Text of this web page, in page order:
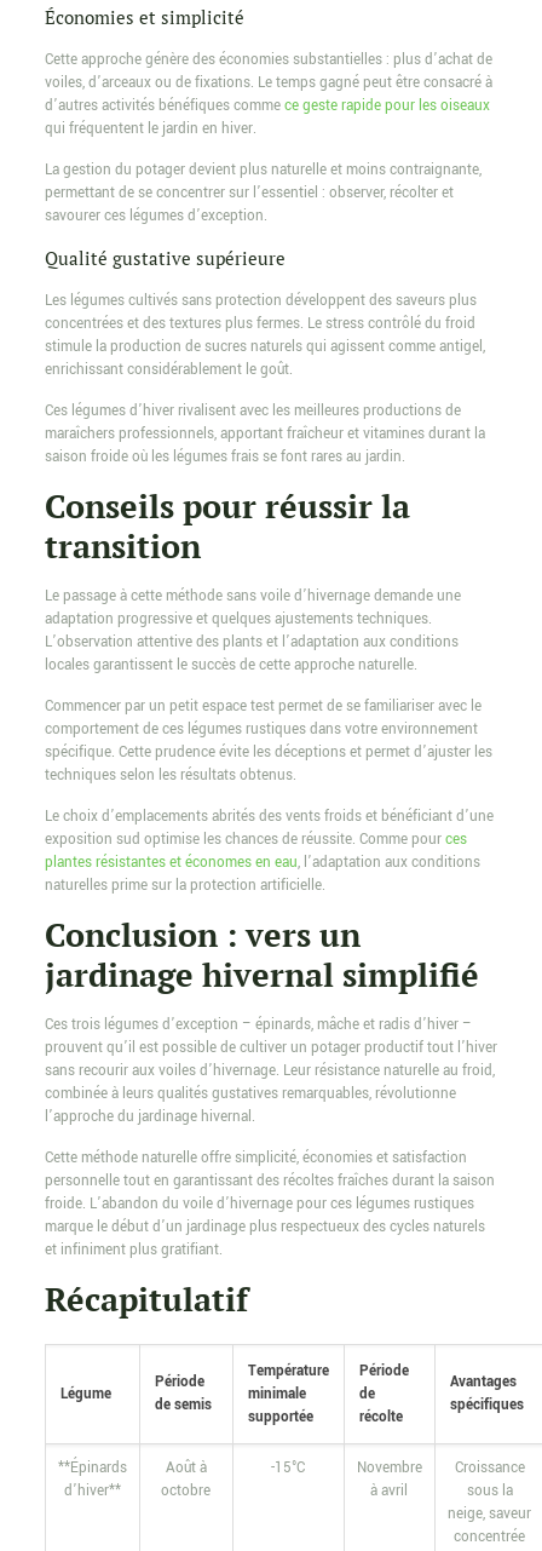
Économies et simplicité
Cette approche génère des économies substantielles : plus d’achat de
voiles, d’arceaux ou de fixations. Le temps gagné peut être consacré à
d’autres activités bénéfiques commece geste rapide pour les oiseaux
qui fréquentent le jardin en hiver.
La gestion du potager devient plus naturelle et moins contraignante,
permettant de se concentrer sur l’essentiel : observer, récolter et
savourer ces légumes d’exception.
Qualité gustative supérieure
Les légumes cultivés sans protection développent des saveurs plus
concentrées et des textures plus fermes. Le stress contrôlé du froid
stimule la production de sucres naturels qui agissent comme antigel,
enrichissant considérablement le goût.
Ces légumes d’hiver rivalisent avec les meilleures productions de
maraîchers professionnels, apportant fraîcheur et vitamines durant la
saison froide où les légumes frais se font rares au jardin.
Conseils pour réussir la
transition
Le passage à cette méthode sans voile d’hivernage demande une
adaptation progressive et quelques ajustements techniques.
L’observation attentive des plants et l’adaptation aux conditions
locales garantissent le succès de cette approche naturelle.
Commencer par un petit espace test permet de se familiariser avec le
comportement de ces légumes rustiques dans votre environnement
spécifique. Cette prudence évite les déceptions et permet d’ajuster les
techniques selon les résultats obtenus.
Le choix d’emplacements abrités des vents froids et bénéficiant d’une
exposition sud optimise les chances de réussite. Comme pources
plantes résistantes et économes en eau, l’adaptation aux conditions
naturelles prime sur la protection artificielle.
Conclusion : vers un
jardinage hivernal simplifié
Ces trois légumes d’exception – épinards, mâche et radis d’hiver –
prouvent qu’il est possible de cultiver un potager productif tout l’hiver
sans recourir aux voiles d’hivernage. Leur résistance naturelle au froid,
combinée à leurs qualités gustatives remarquables, révolutionne
l’approche du jardinage hivernal.
Cette méthode naturelle offre simplicité, économies et satisfaction
personnelle tout en garantissant des récoltes fraîches durant la saison
froide. L’abandon du voile d’hivernage pour ces légumes rustiques
marque le début d’un jardinage plus respectueux des cycles naturels
et infiniment plus gratifiant.
Récapitulatif
Légume
Période
de semis
Température
minimale
supportée
Période
de
récolte
Avantages
spécifiques
**Épinards
d’hiver**
Août à
octobre
-15°C
Novembre
à avril
Croissance
sous la
neige, saveur
concentrée